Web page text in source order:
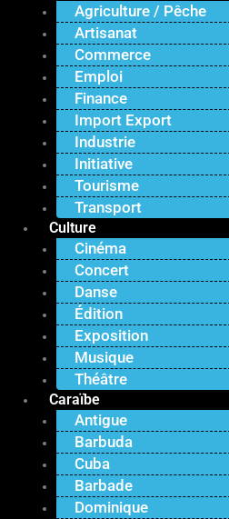
Agriculture / Pêche
Artisanat
Commerce
Emploi
Finance
Import Export
Industrie
Initiative
Tourisme
Transport
Culture
Cinéma
Concert
Danse
Édition
Exposition
Musique
Théâtre
Caraïbe
Antigue
Barbuda
Cuba
Barbade
Dominique